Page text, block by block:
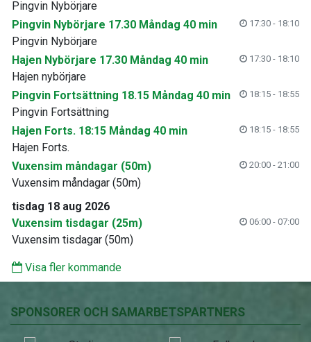
Pingvin Nybörjare
Pingvin Nybörjare 17.30 Måndag 40 min
17:30 - 18:10
Pingvin Nybörjare
Hajen Nybörjare 17.30 Måndag 40 min
17:30 - 18:10
Hajen nybörjare
Pingvin Fortsättning 18.15 Måndag 40 min
18:15 - 18:55
Pingvin Fortsättning
Hajen Forts. 18:15 Måndag 40 min
18:15 - 18:55
Hajen Forts.
Vuxensim måndagar (50m)
20:00 - 21:00
Vuxensim måndagar (50m)
tisdag 18 aug 2026
Vuxensim tisdagar (25m)
06:00 - 07:00
Vuxensim tisdagar (50m)
Visa fler kommande
SPONSORER OCH SAMARBETSPARTNERS